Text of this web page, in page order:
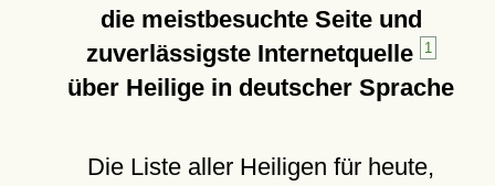
die meistbesuchte Seite und
zuverlässigste Internetquelle
1
über Heilige in deutscher Sprache
Die Liste aller Heiligen für heute,